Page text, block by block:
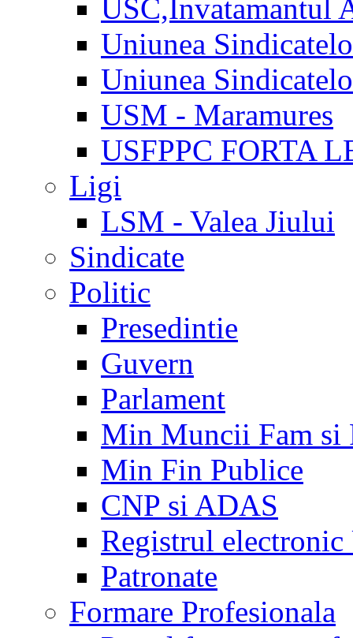
USC,Invatamantul
Uniunea
Uniunea
USM - Maramures
USFPPC FORTA
Ligi
LSM - Valea Jiului
Sindicate
Politic
Presedintie
Guvern
Parlament
Min Muncii Fam si
Min Fin Publice
CNP si ADAS
Registrul electronic
Patronate
Formare Profesionala